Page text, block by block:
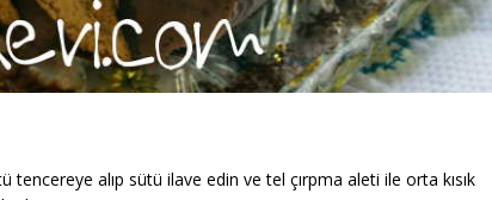
alıp sütü ilave edin ve tel çırpma aleti ile orta kısık